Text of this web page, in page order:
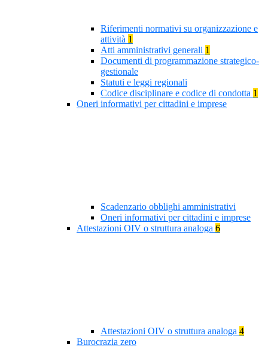
Riferimenti normativi su organizzazione e
attività 1
Atti amministrativi generali 1
Documenti di programmazione strategico-
gestionale
Statuti e leggi regionali
Codice disciplinare e codice di condotta 1
Oneri informativi per cittadini e imprese
Scadenzario obblighi amministrativi
Oneri informativi per cittadini e imprese
Attestazioni OIV o struttura analoga 6
Attestazioni OIV o struttura analoga 4
Burocrazia zero